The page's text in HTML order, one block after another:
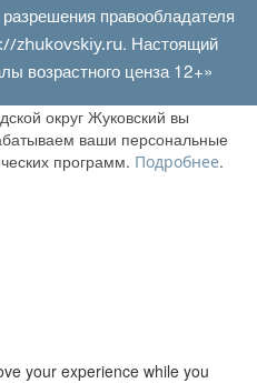
правообладателя
zhukovskiy.ru. Настоящий
возрастного ценза 12+»
округ Жуковский вы
ваши персональные
программ. Подробнее.
your experience while you